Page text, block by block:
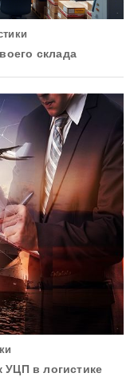
склада
УЦП в логистике